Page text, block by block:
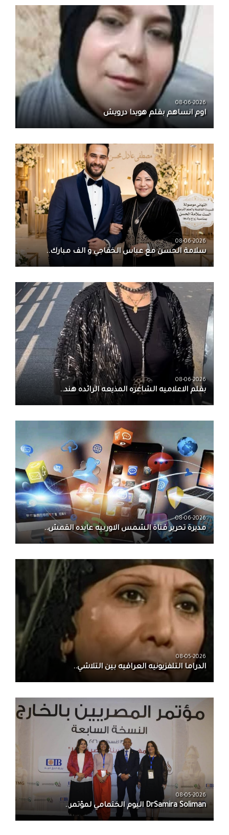
08-06-2026
اوم انساهم بقلم هويدا درويش
08-06-2026
سلامة الحسن‏ مع ‏عباس الخفاجي‏ و‏ الف مبارك..
08-06-2026
بقلم الاعلاميه الشاعره المذيعه الرائده هند..
08-06-2026
مديرة تحرير قناة الشمس الاوربيه عايده القمش..
08-05-2026
الدراما التلفزيونيه العراقيه بين التلاشي..
08-05-2026
DrSamira Soliman اليوم الختمامي لمؤتمر..